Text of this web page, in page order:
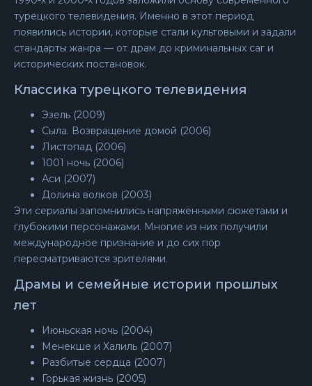
турецкого телевидения. Именно в этот период
появились истории, которые стали культовыми и задали
стандарты жанра — от драм до криминальных саг и
исторических постановок.
Классика турецкого телевидения
Эзель (2009)
Сыла. Возвращение домой (2006)
Листопад (2006)
1001 ночь (2006)
Аси (2007)
Долина волков (2003)
Эти сериалы запомнились напряжёнными сюжетами и
глубокими персонажами. Многие из них получили
международное признание и до сих пор
пересматриваются зрителями.
Драмы и семейные истории прошлых
лет
Июньская ночь (2004)
Менекше и Халиль (2007)
Разбитые сердца (2007)
Горькая жизнь (2005)